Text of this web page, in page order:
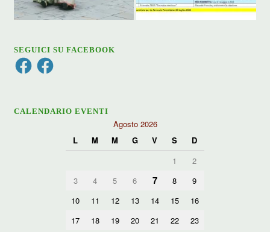
SEGUICI SU FACEBOOK
FacebookFacebook
CALENDARIO EVENTI
Agosto 2026
L
M M G V S
D
1
2
3
4 5 6 7 8
9
10
11 12 13 14 15
16
17
18 19 20 21 22
23